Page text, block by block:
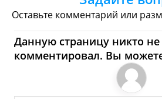
Черривейл -
Магазины,
Продукты
Оставьте комментарий или
Данную страницу никто не
комментировал. Вы